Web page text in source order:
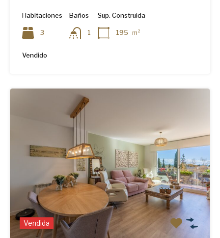
Habitaciones
3
Baños
1
Sup. Construida
195 m²
Vendido
Vendida